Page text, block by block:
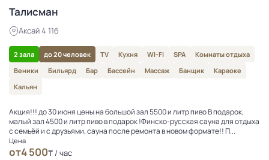
Талисман
Аксай 4 11б
2 зала до 20 человек TV Кухня WI-FI SPA
Комнаты отдыха
Веники
Бильярд Бар Бассейн Массаж Банщик
Караоке
Кальян
Акция!!! до 30 июня цены на большой зал 5500 и литр пиво В подарок,
малый зал 4500 и литр пиво в подарок !Финско-русская сауна для отдыха
с семьёй и с друзьями, сауна после ремонта в новом формате!! П...
Цена
от4 500₸ / час